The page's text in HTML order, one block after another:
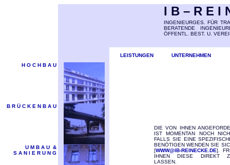
I B – R E I
INGENIEURGES. FÜR
BERATENDE
ÖFFENTL. BEST. U.
LEISTUNGEN
UNTERNEHMEN
H O C H B A U
DIE VON IHNEN
IST MOMENTAN NOCH
FALLS SIE EINE
BENÖTIGEN WENDEN SIE
[WWW@IB-REINECKE.DE].
IHNEN DIESE DIREKT
LASSEN.
B R Ü C K E N B A U
U M B A U &
S A N I E R U N G